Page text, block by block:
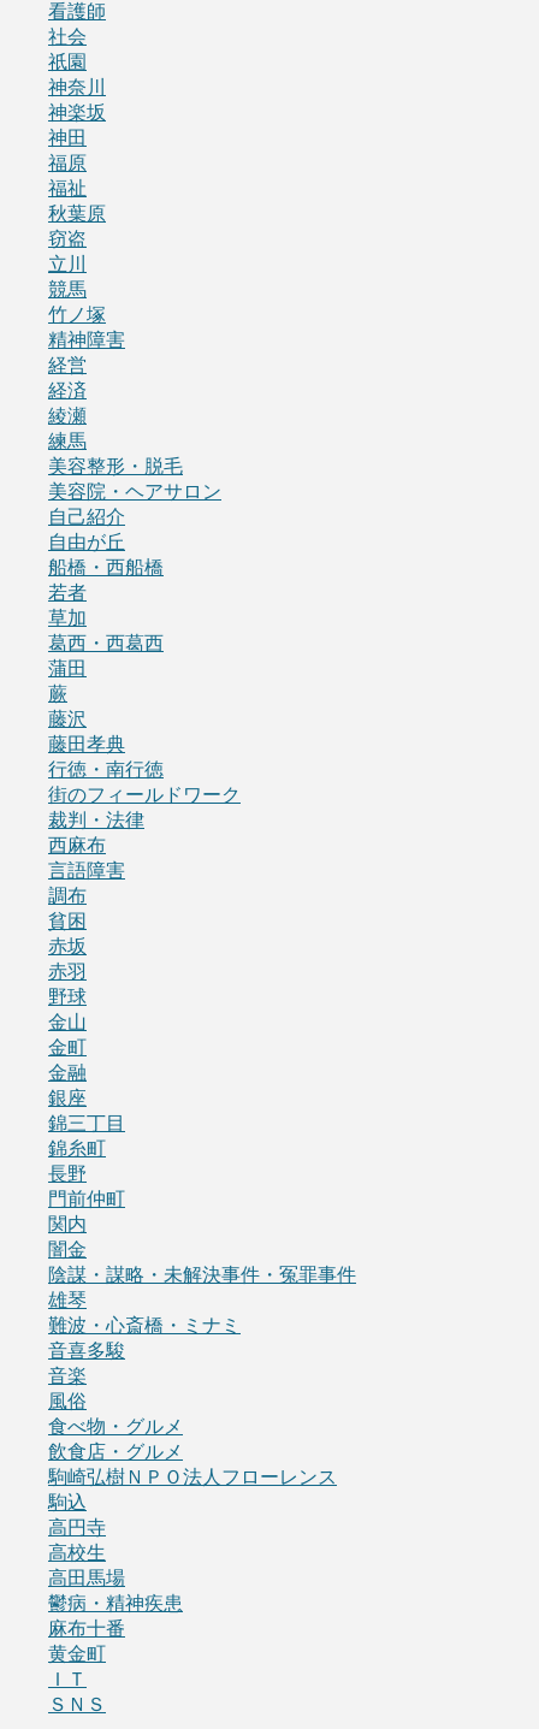
看護師
社会
祇園
神奈川
神楽坂
神田
福原
福祉
秋葉原
窃盗
立川
競馬
竹ノ塚
精神障害
経営
経済
綾瀬
練馬
美容整形・脱毛
美容院・ヘアサロン
自己紹介
自由が丘
船橋・西船橋
若者
草加
葛西・西葛西
蒲田
蕨
藤沢
藤田孝典
行徳・南行徳
街のフィールドワーク
裁判・法律
西麻布
言語障害
調布
貧困
赤坂
赤羽
野球
金山
金町
金融
銀座
錦三丁目
錦糸町
長野
門前仲町
関内
闇金
陰謀・謀略・未解決事件・冤罪事件
雄琴
難波・心斎橋・ミナミ
音喜多駿
音楽
風俗
食べ物・グルメ
飲食店・グルメ
駒崎弘樹ＮＰＯ法人フローレンス
駒込
高円寺
高校生
高田馬場
鬱病・精神疾患
麻布十番
黄金町
ＩＴ
ＳＮＳ